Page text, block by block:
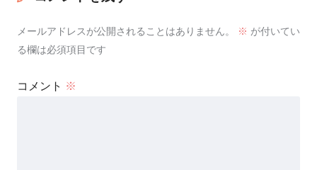
メールアドレスが公開されることはありません。 ※ が付いてい
る欄は必須項目です
コメント ※